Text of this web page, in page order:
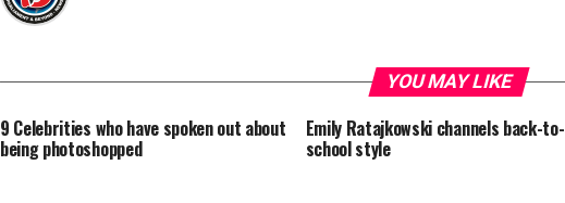
YOU MAY LIKE
9 Celebrities who have spoken out about
being photoshopped
Emily Ratajkowski channels back-to-
school style